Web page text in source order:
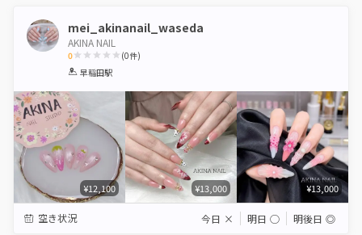
mei_akinanail_waseda
AKINA NAIL
0
1 2 3 4 5
(0件)
早稲田駅
¥12,100 ¥13,000 ¥13,000
空き状況 今日 × 明日 ◯ 明後日 ◎